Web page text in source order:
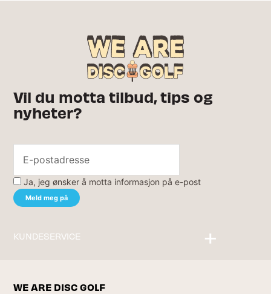
Vil du motta tilbud, tips og
nyheter?
Ja, jeg ønsker å motta informasjon på e-post
KUNDESERVICE
WE ARE DISC GOLF